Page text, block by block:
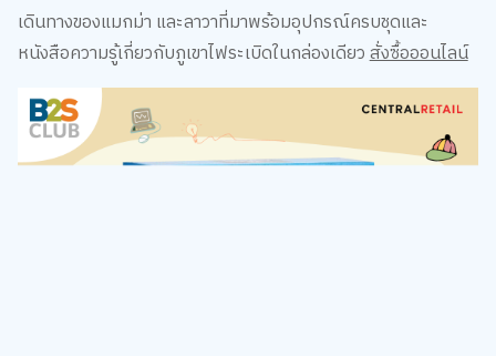
เดินทางของแมกม่า และลาวาที่มาพร้อมอุปกรณ์ครบชุดและ
หนังสือความรู้เกี่ยวกับภูเขาไฟระเบิดในกล่องเดียวสั่งซื้อออนไลน์